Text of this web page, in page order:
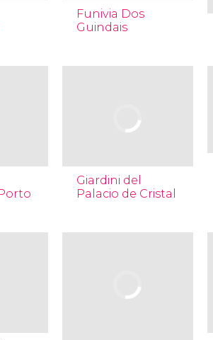
Funivia Dos
Guindais
Giardini del
Palacio de Cristal